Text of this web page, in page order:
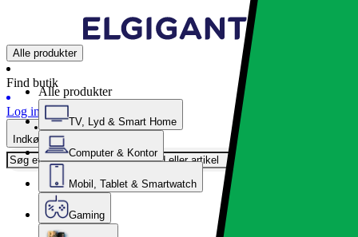
Alle produkter
Find butik
Log ind
Indkøbskurv
Alle produkter
TV, Lyd & Smart Home
Computer & Kontor
Mobil, Tablet & Smartwatch
Gaming